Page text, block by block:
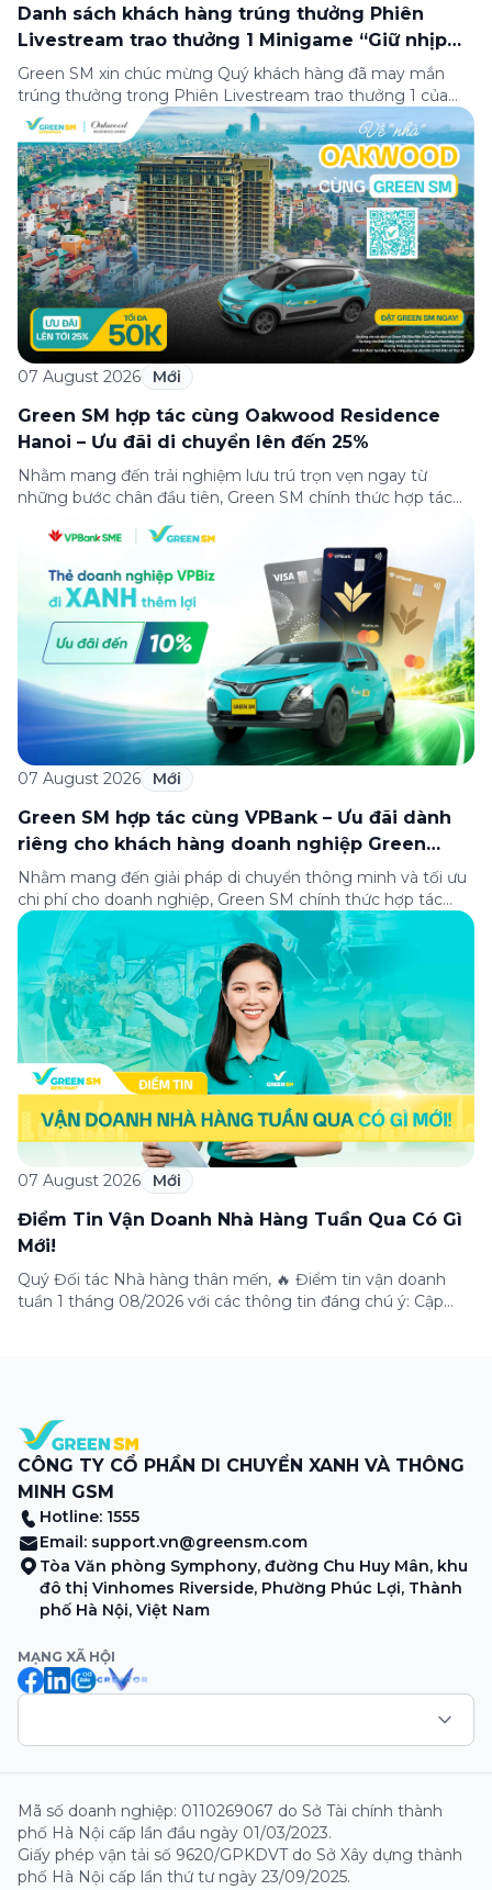
Danh sách khách hàng trúng thưởng Phiên
Livestream trao thưởng 1 Minigame “Giữ nhịp
cuộc vui”
Green SM xin chúc mừng Quý khách hàng đã may mắn
trúng thưởng trong Phiên Livestream trao thưởng 1 của
Minigame “Giữ nhịp cuộc vui”, được phát sóng trực tiếp
trên Fanpage và TikTok Green SM từ 20:00 – 21:00 ngày
04/08/2026. Phiên livestream đã diễn ra công khai với sự
theo dõi của đông […]
07 August 2026 Mới
Green SM hợp tác cùng Oakwood Residence
Hanoi – Ưu đãi di chuyển lên đến 25%
Nhằm mang đến trải nghiệm lưu trú trọn vẹn ngay từ
những bước chân đầu tiên, Green SM chính thức hợp tác
đãi di chuyển dành riêng cho khách hàng có điểm đi hoặc
điểm đến tại khu căn hộ dịch vụ này. Tọa lạc trong […]
07 August 2026 Mới
Green SM hợp tác cùng VPBank – Ưu đãi dành
riêng cho khách hàng doanh nghiệp Green
Business
Nhằm mang đến giải pháp di chuyển thông minh và tối ưu
chi phí cho doanh nghiệp, Green SM chính thức hợp tác
cùng VPBank triển khai chương trình ưu đãi dành riêng cho
khách hàng đăng ký thẻ Doanh nghiệp Green Business.
Thông qua chương trình, doanh nghiệp có thể tận hưởng
nhiều ưu […]
07 August 2026 Mới
Điểm Tin Vận Doanh Nhà Hàng Tuần Qua Có Gì
Mới!
Quý Đối tác Nhà hàng thân mến, 🔥 Điểm tin vận doanh
tuần 1 tháng 08/2026 với các thông tin đáng chú ý: Cập
CÔNG TY CỔ PHẦN DI CHUYỂN XANH VÀ THÔNG
MINH GSM
Hotline: 1555
Email: support.vn@greensm.com
Tòa Văn phòng Symphony, đường Chu Huy Mân, khu
đô thị Vinhomes Riverside, Phường Phúc Lợi, Thành
phố Hà Nội, Việt Nam
MẠNG XÃ HỘI
Mã số doanh nghiệp: 0110269067 do Sở Tài chính thành
phố Hà Nội cấp lần đầu ngày 01/03/2023.
Giấy phép vận tải số 9620/GPKDVT do Sở Xây dựng thành
phố Hà Nội cấp lần thứ tư ngày 23/09/2025.